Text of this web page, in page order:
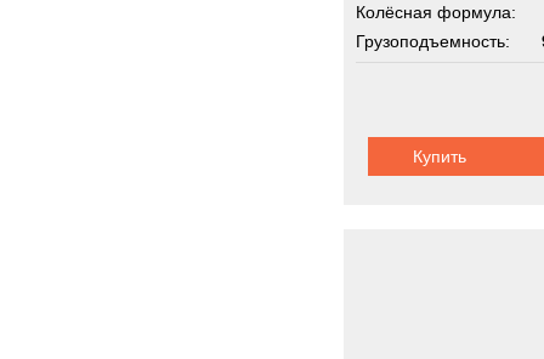
Колёсная формула:
Грузоподъемность:
Купить